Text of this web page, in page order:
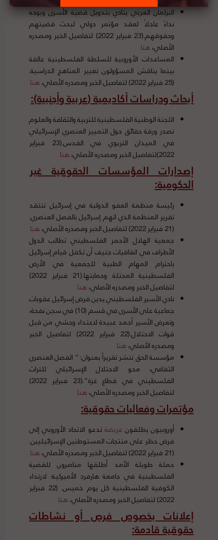
البرلمان العربي ينادي بتدويل قضية الأسرى ويوجه
نداءً عاجلاً لعقد مؤتمر دولي لبحث قضيتهم
وحقوقهم.(23 فبراير 2022) لتفاصيل الخبر ومصدره
الأصلي،هنا
المساعدات الأوروبية للسلطة الفلسطينية عالقة
بينما يناقش المسؤولون تغيير المناهج الدراسية.
(25 فبراير 2022) لتفاصيل الخبر ومصدره الأصلي،
هنا
أبحاث ودراسات أكاديمية(عربية وأجنبية):
اللجنة الوطنية الفلسطينية للتربية والثقافة والعلوم
تصدر ورقة حقائق حول التمييز العنصري الإسرائيلي
في الميدان التربوي في القدس.(23 فبراير
2022)لتفاصيل الخبر ومصدره الأصلي،
هنا
إصدارات المؤسسات الحقوقية غير
الحكومية:
رئيسة منظمة العفو الدولية في إسرائيل تنتقد
تقرير المنظمة الذي اتهم إسرائيل بالفصل العنصري.
(21 فبراير 2022) لتفاصيل الخبر ومصدره الأصلي،
هنا
جمعية الهلال الأحمر الفلسطيني تطالب الدول
الأطراف في اتفاقيات جنيف أن تكفل قيام إسرائيل
باحترام المهام الطبية للجمعية في الأرض
الفلسطينية المحتلة وحمايتها.(21 فبراير 2022)
لتفاصيل الخبر ومصدره الأصلي،هنا
نادي الأسير الفلسطيني يدين فرض إسرائيل عقوبات
جماعية على الأسرى في قسم (10) في سجن نفحة،
وتعرض الأسير أحمد عبيدة لاعتداء وحشي من قبل
قوات الاحتلال.(22 فبراير 2022) لتفاصيل الخبر
ومصدره الأصلي،هنا
مؤسسة الحق تنشر تقريراً بعنوان: ” الفصل العنصري
الثقافي، محو الاحتلال الإسرائيلي للتراث
الفلسطيني في قطاع غزة”.(23 فبراير 2022)
لتفاصيل الخبر ومصدره الأصلي،هنا
مؤتمرات وفعاليات حقوقية:
أوروبيون يطلقون عريضةتدعو الاتحاد الأوروبي إلى
فرض حظر على منتجات المستوطنين الإسرائيليين.
(21 فبراير 2022) لتفاصيل الخبر ومصدره الأصلي،
هنا
حملة طويلة الأمد أطلقها مناصرون للقضية
الفلسطينية في جامعة هارفرد الأميركية؛ لارتداء
الكوفية الفلسطينية كل يوم خميس. (22 فبراير
2022) لتفاصيل الخبر ومصدره الأصلي،
هنا
إعلانات بخصوص فرص أو نشاطات
حقوقية قادمة: